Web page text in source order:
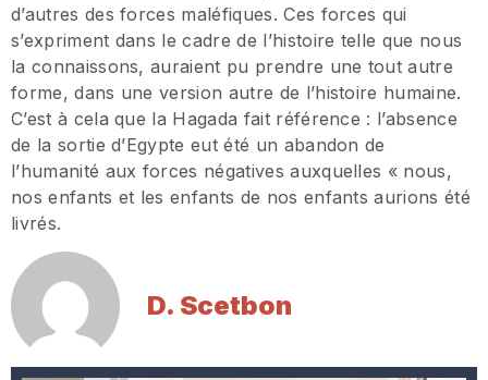
d’autres des forces maléfiques. Ces forces qui
s’expriment dans le cadre de l’histoire telle que nous
la connaissons, auraient pu prendre une tout autre
forme, dans une version autre de l’histoire humaine.
C’est à cela que la Hagada fait référence : l’absence
de la sortie d’Egypte eut été un abandon de
l’humanité aux forces négatives auxquelles « nous,
nos enfants et les enfants de nos enfants aurions été
livrés.
D. Scetbon